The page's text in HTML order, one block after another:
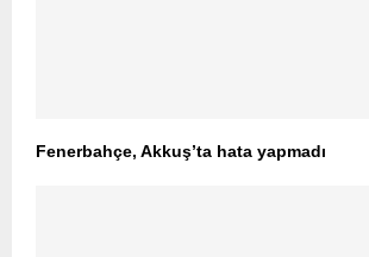
Fenerbahçe, Akkuş’ta hata yapmadı